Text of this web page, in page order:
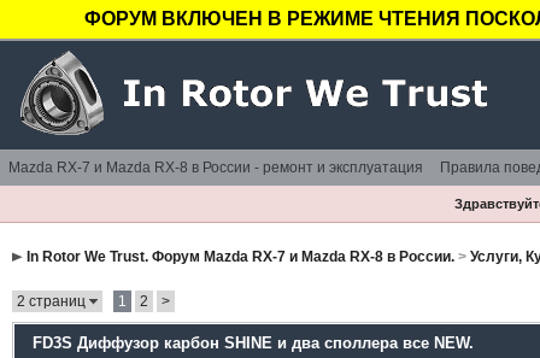
ФОРУМ ВКЛЮЧЕН В РЕЖИМЕ ЧТЕНИЯ
Mazda RX-7 и Mazda RX-8 в России - ремонт и эксплуатация Правила
In Rotor We Trust. Форум Mazda RX-7 и Mazda RX-8 в России.> Услуги,
2 страниц 1 2 >
FD3S Диффузор карбон SHINE и два споллера все NEW.